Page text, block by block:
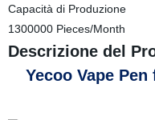
Capacità di Produzione
1300000 Pieces/Month
Descrizione del
Yecoo Vape